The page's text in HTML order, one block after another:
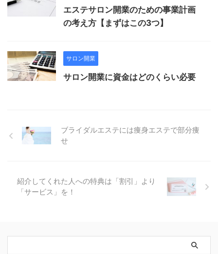
エステサロン開業のための事業計画
の考え方【まずはこの3つ】
サロン開業
サロン開業に資金はどのくらい必要
ブライダルエステには痩身エステで部分痩
せ
紹介してくれた人への特典は「割引」より
「サービス」を！